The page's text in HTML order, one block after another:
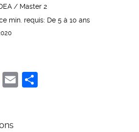
/ Master 2
min. requis: De 5 à 10 ans
LinkedIn
Email